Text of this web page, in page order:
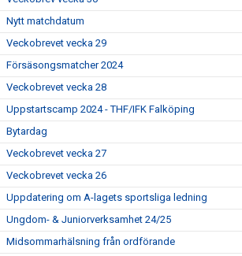
Nytt matchdatum
Veckobrevet vecka 29
Försäsongsmatcher 2024
Veckobrevet vecka 28
Uppstartscamp 2024 - THF/IFK Falköping
Bytardag
Veckobrevet vecka 27
Veckobrevet vecka 26
Uppdatering om A-lagets sportsliga ledning
Ungdom- & Juniorverksamhet 24/25
Midsommarhälsning från ordförande